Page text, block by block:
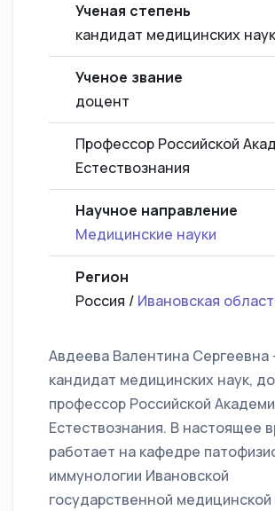
Ученая степень
кандидат медицинских наук
Ученое звание
доцент
Профессор Российской
Естествознания
Научное направление
Медицинские науки
Регион
Россия / Ивановская
Авдеева Валентина Сергеевна
кандидат медицинских наук,
профессор Российской
Естествознания. В настоящее
работает на кафедре
иммунологии Ивановской
государственной